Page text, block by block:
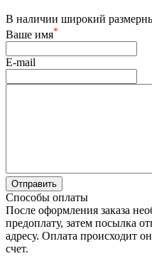
В наличии широкий
Ваше имя*
E-mail
Способы оплаты
После оформления заказа
предоплату, затем посылка
адресу. Оплата происходит
счет.